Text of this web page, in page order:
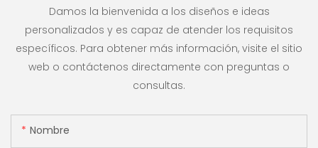
Damos la bienvenida a los diseños e ideas
personalizados y es capaz de atender los requisitos
específicos. Para obtener más información, visite el sitio
web o contáctenos directamente con preguntas o
consultas.
Nombre